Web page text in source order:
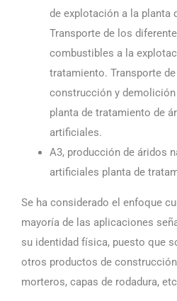
de explotación a la planta
Transporte de los
combustibles a la
tratamiento. Transporte
construcción y
planta de tratamiento de
artificiales.
A3, producción de áridos
artificiales planta de
Se ha considerado el enfoque
mayoría de las aplicaciones
su identidad física, puesto que
otros productos de
morteros, capas de rodadura,